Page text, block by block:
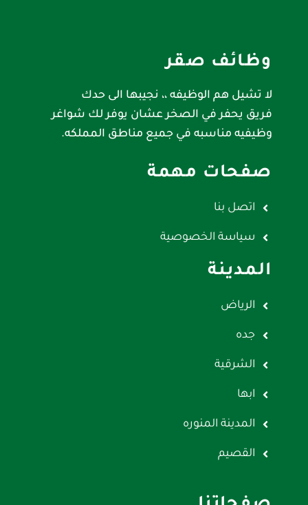
وظائف صقر
لا تشيل هم الوظيفه ،، نجيبها الى حدك
فريق يحفر في الصخر عشان يوفر لك شواغر
وظيفيه مناسبه في جميع مناطق المملكه.
صفحات مهمة
اتصل بنا
سياسة الخصوصية
المدينة
الرياض
جده
الشرقية
ابها
المدينة المنوره
القصيم